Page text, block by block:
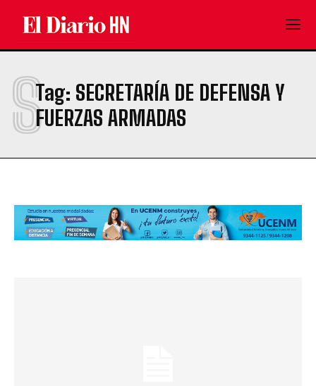
Tag: SECRETARÍA DE DEFENSA Y
FUERZAS ARMADAS
S